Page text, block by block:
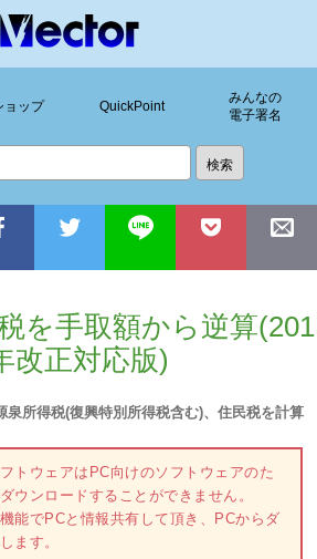
ョップ QuickPoint
みんなの
電子署名
を手取額から逆算(201
改正対応版)
泉所得税(復興特別所得税含む)、住民税を計算
トウェアはPC向けのソフトウェアのた
ウンロードすることができません。
能でPCと情報共有して頂き、PCからダ
ます。